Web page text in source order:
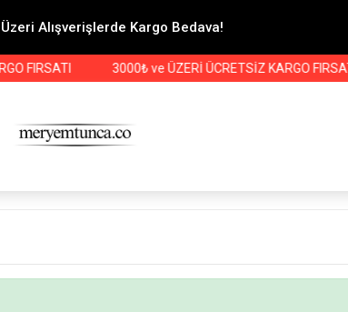
Alışverişlerde Kargo Bedava!
FIRSATI 3000₺ ve ÜZERİ ÜCRETSİZ KARGO FIRSATI